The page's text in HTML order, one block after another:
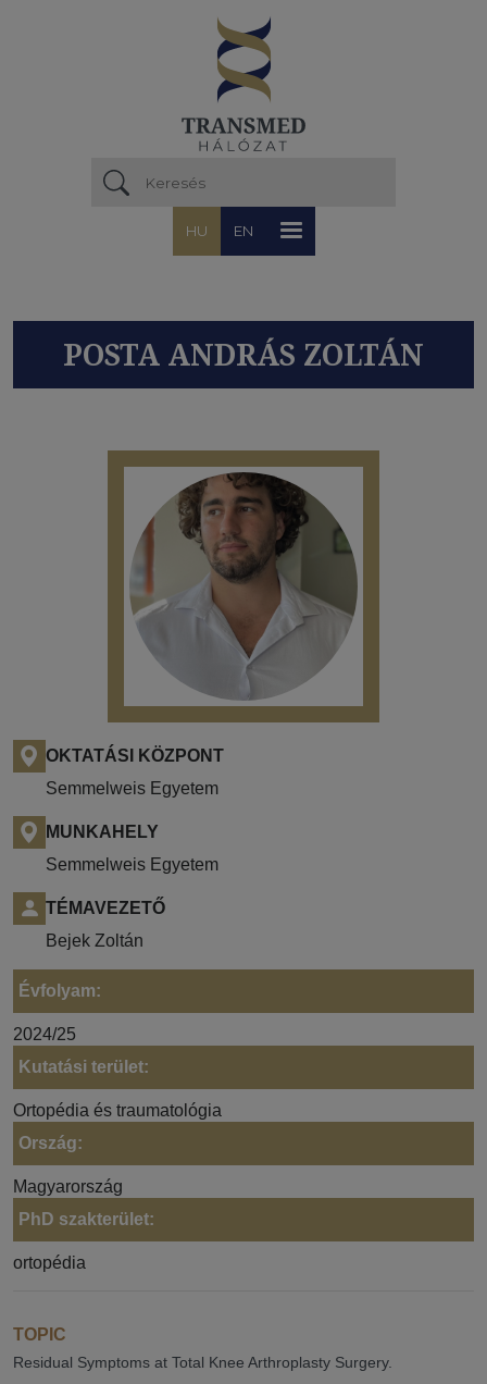
HU EN
POSTA ANDRÁS ZOLTÁN
OKTATÁSI KÖZPONT
Semmelweis Egyetem
MUNKAHELY
Semmelweis Egyetem
TÉMAVEZETŐ
Bejek Zoltán
Évfolyam:
2024/25
Kutatási terület:
Ortopédia és traumatológia
Ország:
Magyarország
PhD szakterület:
ortopédia
TOPIC
Residual Symptoms at Total Knee Arthroplasty Surgery.